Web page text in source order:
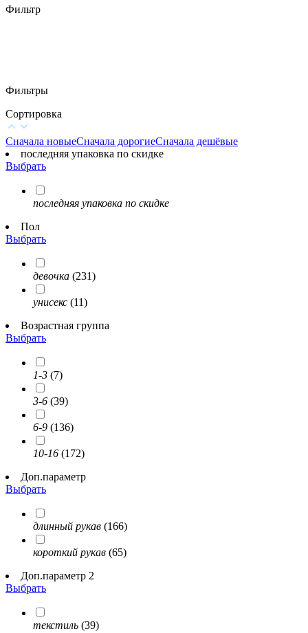
Фильтр
Фильтры
Сортировка
Сначала новыеСначала дорогиеСначала дешёвые
последняя упаковка по скидке
Выбрать
последняя упаковка по скидке
Пол
Выбрать
девочка (231)
унисекс (11)
Возрастная группа
Выбрать
1-3 (7)
3-6 (39)
6-9 (136)
10-16 (172)
Доп.параметр
Выбрать
длинный рукав (166)
короткий рукав (65)
Доп.параметр 2
Выбрать
текстиль (39)